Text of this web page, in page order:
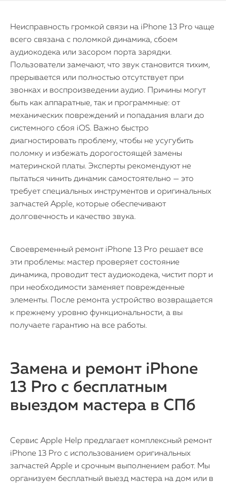
Неисправность громкой связи на iPhone 13 Pro чаще
всего связана с поломкой динамика, сбоем
аудиокодека или засором порта зарядки.
Пользователи замечают, что звук становится тихим,
прерывается или полностью отсутствует при
звонках и воспроизведении аудио. Причины могут
быть как аппаратные, так и программные: от
механических повреждений и попадания влаги до
системного сбоя iOS. Важно быстро
диагностировать проблему, чтобы не усугубить
поломку и избежать дорогостоящей замены
материнской платы. Эксперты рекомендуют не
пытаться чинить динамик самостоятельно — это
требует специальных инструментов и оригинальных
запчастей Apple, которые обеспечивают
долговечность и качество звука.
Своевременный ремонт iPhone 13 Pro решает все
эти проблемы: мастер проверяет состояние
динамика, проводит тест аудиокодека, чистит порт и
при необходимости заменяет поврежденные
элементы. После ремонта устройство возвращается
к прежнему уровню функциональности, а вы
получаете гарантию на все работы.
Замена и ремонт iPhone
13 Pro с бесплатным
выездом мастера в СПб
Сервис Apple Help предлагает комплексный ремонт
iPhone 13 Pro с использованием оригинальных
запчастей Apple и срочным выполнением работ. Мы
организуем бесплатный выезд мастера на дом или в